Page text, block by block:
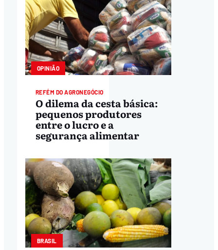
OPINIÃO
REFÉM DO AGRONEGÓCIO
O dilema da cesta básica:
pequenos produtores
entre o lucro e a
segurança alimentar
BRASIL